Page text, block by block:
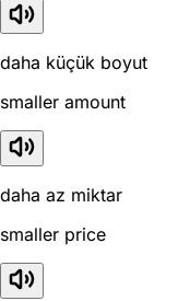
daha küçük boyut
smaller amount
daha az miktar
smaller price